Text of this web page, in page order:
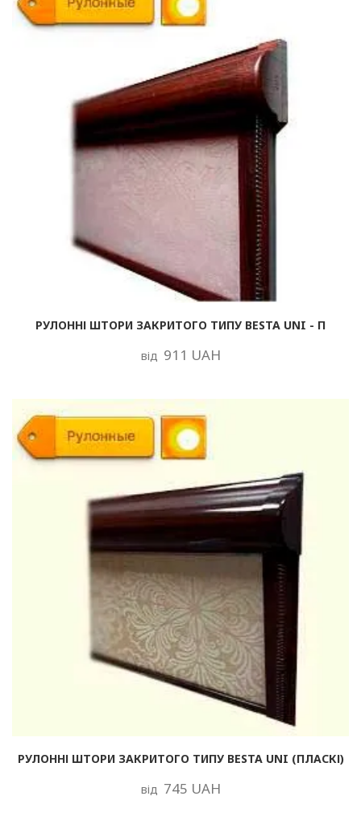
РУЛОННІ ШТОРИ ЗАКРИТОГО ТИПУ BESTA UNI - П
від 911 UAH
РУЛОННІ ШТОРИ ЗАКРИТОГО ТИПУ BESTA UNI (ПЛАСКІ)
від 745 UAH